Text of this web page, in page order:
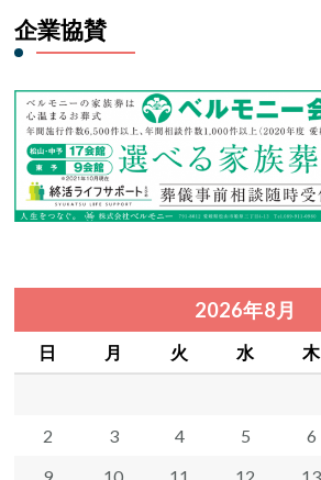
企業協賛
2026年8月
日 月 火 水 木
2
3 4 5 6